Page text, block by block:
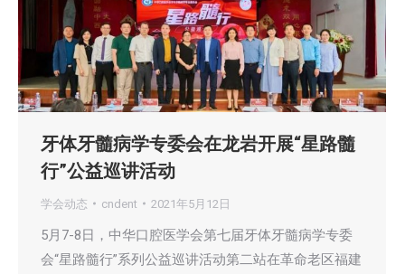
牙体牙髓病学专委会在龙岩开展“星路髓
行”公益巡讲活动
学会动态 cndent 2021年5月12日
5月7-8日，中华口腔医学会第七届牙体牙髓病学专委
会“星路髓行”系列公益巡讲活动第二站在革命老区福建